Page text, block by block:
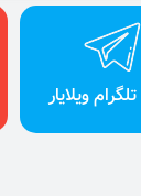
ویلایار